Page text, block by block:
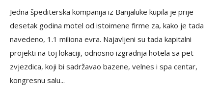
Jedna špediterska kompanija iz Banjaluke kupila je prije
desetak godina motel od istoimene firme za, kako je tada
navedeno, 1.1 miliona evra. Najavljeni su tada kapitalni
projekti na toj lokaciji, odnosno izgradnja hotela sa pet
zvjezdica, koji bi sadržavao bazene, velnes i spa centar,
kongresnu salu...